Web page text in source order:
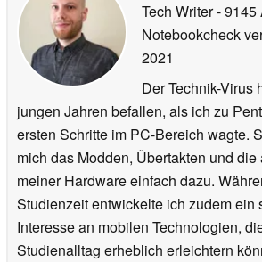
Tech Writer- 9145
Notebookcheck
2021
Der Technik-Virus
jungen Jahren befallen, als ich zu
ersten Schritte im PC-Bereich wagte.
mich das Modden, Übertakten und
meiner Hardware einfach dazu.
Studienzeit entwickelte ich zudem ein
Interesse an mobilen Technologien,
Studienalltag erheblich erleichtern